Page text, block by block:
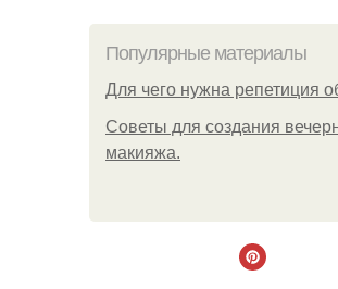
Популярные материалы
Для чего нужна репетиция
Советы для создания
макияжа.